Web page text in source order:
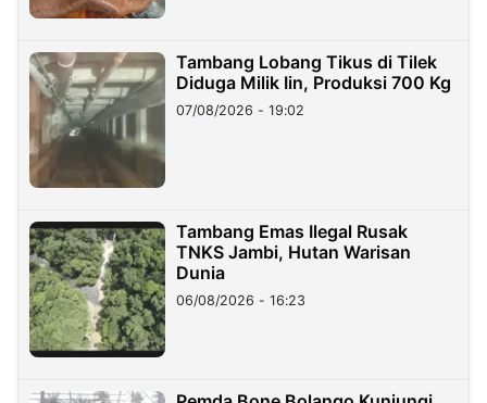
Tambang Lobang Tikus di Tilek
Diduga Milik Iin, Produksi 700 Kg
07/08/2026 - 19:02
Tambang Emas Ilegal Rusak
TNKS Jambi, Hutan Warisan
Dunia
06/08/2026 - 16:23